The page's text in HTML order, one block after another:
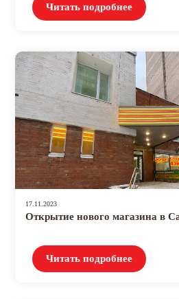
Читать подробнее
17.11.2023
Открытие нового магазина в
Читать подробнее